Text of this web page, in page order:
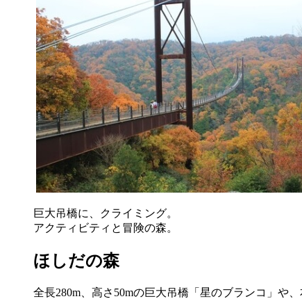
巨大吊橋に、クライミング。
アクティビティと冒険の森。
ほしだの森
全長280m、高さ50mの巨大吊橋「星のブランコ」や